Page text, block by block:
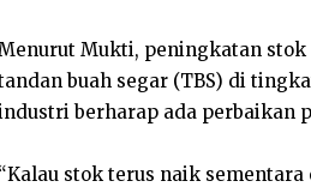
Mukti, peningkatan
buah segar (TBS) di
berharap ada perbaikan
“Kalau stok terus naik